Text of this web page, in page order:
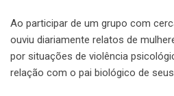
Ao participar de um grupo com
ouviu diariamente relatos de
por situações de violência
relação com o pai biológico de